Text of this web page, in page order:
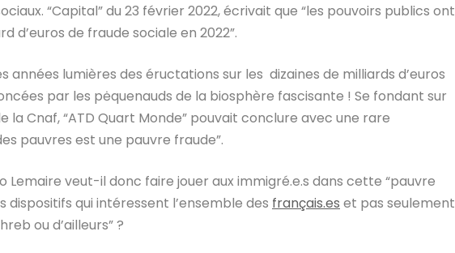
“Capital” du 23 février 2022, écrivait que “les pouvoirs publics ont
d’euros de fraude sociale en 2022”.
années lumières des éructations sur les dizaines de milliards d’euros
par les pėquenauds de la biosphère fascisante ! Se fondant sur
la Cnaf, “ATD Quart Monde” pouvait conclure avec une rare
pauvres est une pauvre fraude”.
Lemaire veut-il donc faire jouer aux immigré.e.s dans cette “pauvre
dispositifs qui intéressent l’ensemble des français.es et pas seulement
ou d’ailleurs” ?